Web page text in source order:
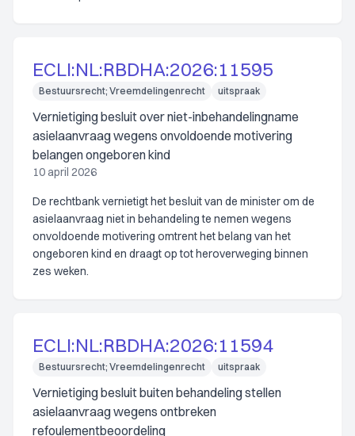
ECLI:NL:RBDHA:2026:11595
Bestuursrecht; Vreemdelingenrecht uitspraak
Vernietiging besluit over niet-inbehandelingname
asielaanvraag wegens onvoldoende motivering
belangen ongeboren kind
10 april 2026
De rechtbank vernietigt het besluit van de minister om de
asielaanvraag niet in behandeling te nemen wegens
onvoldoende motivering omtrent het belang van het
ongeboren kind en draagt op tot heroverweging binnen
zes weken.
ECLI:NL:RBDHA:2026:11594
Bestuursrecht; Vreemdelingenrecht uitspraak
Vernietiging besluit buiten behandeling stellen
asielaanvraag wegens ontbreken
refoulementbeoordeling